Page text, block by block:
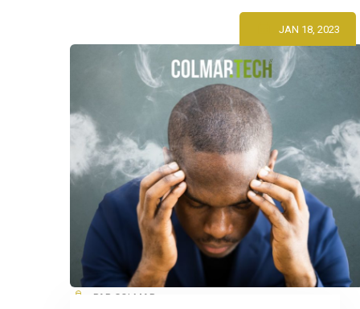
JAN 18, 2023
PAR COLMAR